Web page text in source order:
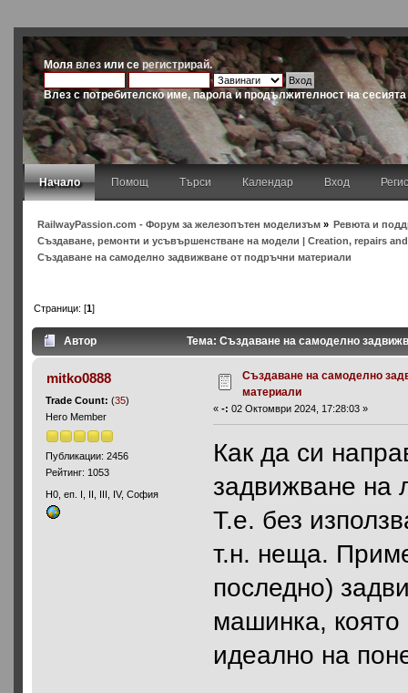
Молявлез или серегистрирай.
Влез с потребителско име, парола и продължителност на сесията
Начало Помощ Търси Календар Вход
RailwayPassion.com - Форум за железопътен моделизъм» Ревюта и
Създаване, ремонти и усъвършенстване на модели | Creation, repairs
Създаване на самоделно задвижване от подръчни материали
Страници: [1]
Автор Тема: Създаване на самоделно
mitko0888
Trade Count:(35)
Hero Member
Публикации: 2456
Рейтинг: 1053
H0, еп. I, II, III, IV, София
Създаване на самоделно
материали
«-: 02 Октомври 2024, 17:28:03 »
Как да си
задвижване на
Т.е. без
т.н. неща.
последно)
машинка, която
идеално на